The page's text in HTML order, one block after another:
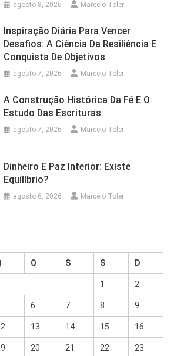
agosto 8, 2026 Marcelo Toler
Inspiração Diária Para Vencer
Desafios: A Ciência Da Resiliência E
Conquista De Objetivos
agosto 7, 2026 Marcelo Toler
A Construção Histórica Da Fé E O
Estudo Das Escrituras
agosto 7, 2026 Marcelo Toler
Dinheiro E Paz Interior: Existe
Equilíbrio?
agosto 6, 2026 Marcelo Toler
Q S S D
1 2
6 7 8 9
13 14 15 16
20 21 22 23